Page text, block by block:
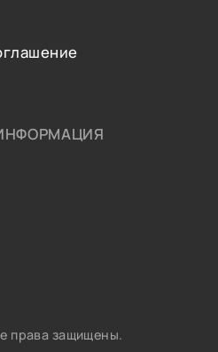
права защищены.